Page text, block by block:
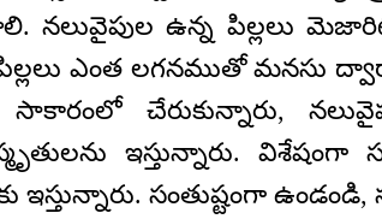
నలువైపుల ఉన్న పిల్లలు
ఎంత లగనముతో మనసు
సాకారంలో చేరుకున్నారు,
ఇస్తున్నారు.
ఇస్తున్నారు. సంతుష్టంగా